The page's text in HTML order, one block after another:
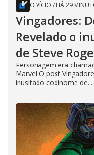
O VÍCIO / HÁ 29
Vingadores:
Revelado o
de Steve
Personagem era
Marvel O post
inusitado codinome de...